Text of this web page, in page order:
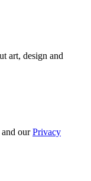
art, design and
ourPrivacy